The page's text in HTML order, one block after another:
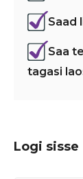
Saad
Saa
tagasi
Logi sisse